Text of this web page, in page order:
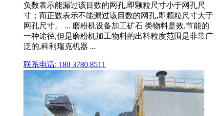
负数表示能漏过该目数的网孔,即颗粒尺寸小于网孔尺
寸；而正数表示不能漏过该目数的网孔,即颗粒尺寸大于
网孔尺寸。 ... 磨粉机设备加工矿石 类物料是效,节能的
一种途径,但是磨粉机加工物料的出料粒度范围是非常广
泛的,科利瑞克机器 ...
联系电话: 180 3780 8511